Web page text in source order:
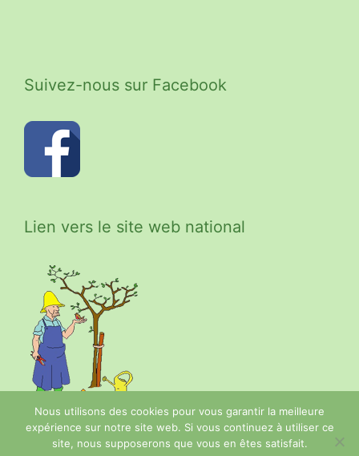
Suivez-nous sur Facebook
Lien vers le site web national
Nous utilisons des cookies pour vous garantir la meilleure
expérience sur notre site web. Si vous continuez à utiliser ce
site, nous supposerons que vous en êtes satisfait.